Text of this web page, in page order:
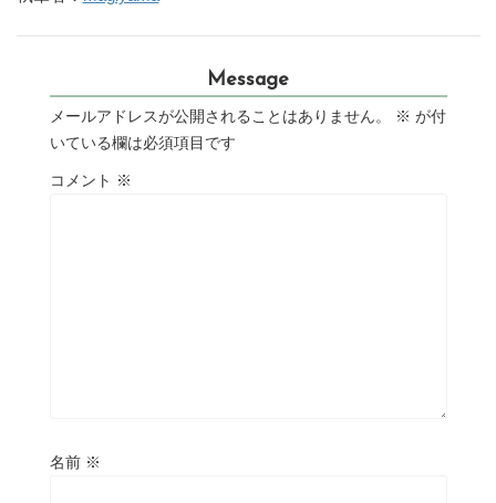
Message
メールアドレスが公開されることはありません。 ※ が付
いている欄は必須項目です
コメント ※
名前 ※